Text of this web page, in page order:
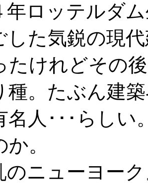
年ロッテルダ
した気鋭の現
たけれどその
種。たぶん建
名人･･･らし
。
ニューヨー